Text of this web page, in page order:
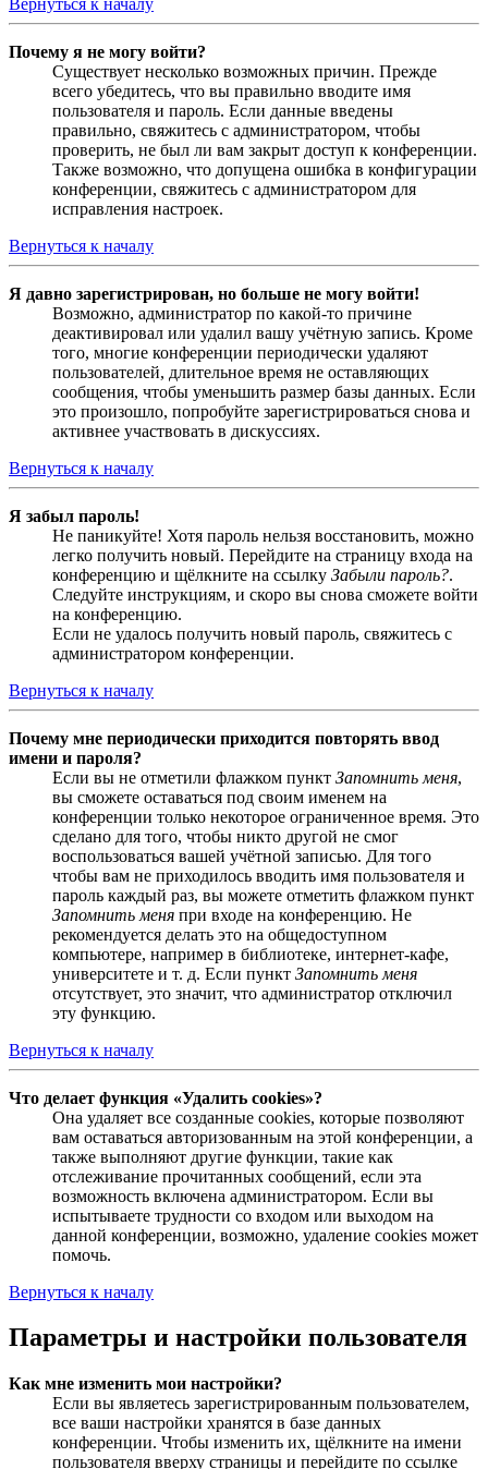
Почему я не могу войти?
Существует несколько возможных причин. Прежде
всего убедитесь, что вы правильно вводите имя
пользователя и пароль. Если данные введены
правильно, свяжитесь с администратором, чтобы
проверить, не был ли вам закрыт доступ к конференции.
Также возможно, что допущена ошибка в конфигурации
конференции, свяжитесь с администратором для
исправления настроек.
Вернуться к началу
Я давно зарегистрирован, но больше не могу войти!
Возможно, администратор по какой-то причине
деактивировал или удалил вашу учётную запись. Кроме
того, многие конференции периодически удаляют
пользователей, длительное время не оставляющих
сообщения, чтобы уменьшить размер базы данных. Если
это произошло, попробуйте зарегистрироваться снова и
активнее участвовать в дискуссиях.
Вернуться к началу
Я забыл пароль!
Не паникуйте! Хотя пароль нельзя восстановить, можно
легко получить новый. Перейдите на страницу входа на
конференцию и щёлкните на ссылку Забыли пароль?.
Следуйте инструкциям, и скоро вы снова сможете войти
на конференцию.
Если не удалось получить новый пароль, свяжитесь с
администратором конференции.
Вернуться к началу
Почему мне периодически приходится повторять ввод
имени и пароля?
Если вы не отметили флажком пункт Запомнить меня,
вы сможете оставаться под своим именем на
конференции только некоторое ограниченное время. Это
сделано для того, чтобы никто другой не смог
воспользоваться вашей учётной записью. Для того
чтобы вам не приходилось вводить имя пользователя и
пароль каждый раз, вы можете отметить флажком пункт
Запомнить меня при входе на конференцию. Не
рекомендуется делать это на общедоступном
компьютере, например в библиотеке, интернет-кафе,
университете и т. д. Если пункт Запомнить меня
отсутствует, это значит, что администратор отключил
эту функцию.
Вернуться к началу
Что делает функция «Удалить cookies»?
Она удаляет все созданные cookies, которые позволяют
вам оставаться авторизованным на этой конференции, а
также выполняют другие функции, такие как
отслеживание прочитанных сообщений, если эта
возможность включена администратором. Если вы
испытываете трудности со входом или выходом на
данной конференции, возможно, удаление cookies может
помочь.
Вернуться к началу
Параметры и настройки пользователя
Как мне изменить мои настройки?
Если вы являетесь зарегистрированным пользователем,
все ваши настройки хранятся в базе данных
конференции. Чтобы изменить их, щёлкните на имени
пользователя вверху страницы и перейдите по ссылке